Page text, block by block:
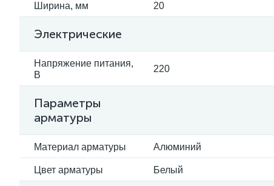
Ширина, мм 20
Электрические
Напряжение питания,
В
220
Параметры
арматуры
Материал арматуры Алюминий
Цвет арматуры Белый